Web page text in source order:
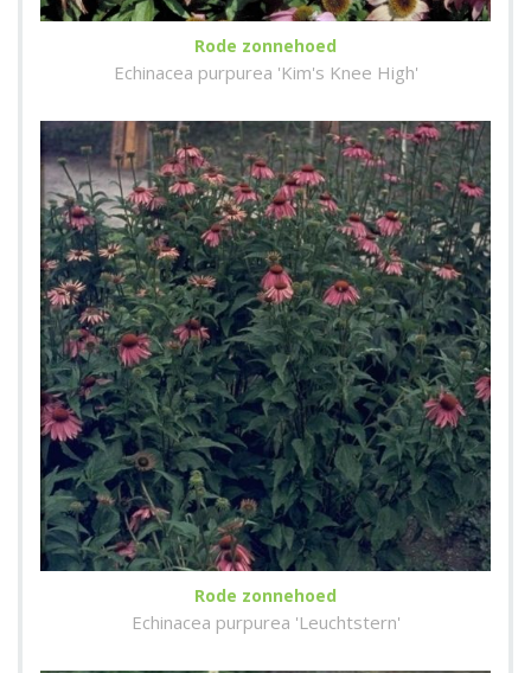
Rode zonnehoed
Echinacea purpurea 'Kim's Knee High'
Rode zonnehoed
Echinacea purpurea 'Leuchtstern'